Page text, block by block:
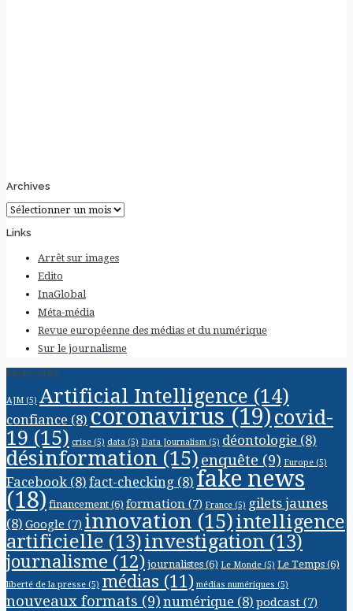
Archives
Archives
Links
Arrêt sur images
Edito
InaGlobal
Méta-média
Revue européenne des médias et du numérique
Sur le journalisme
Mots-clés
AJM (5) Artificial Intelligence (14)
confiance (8) coronavirus (19) covid-
19 (15) crise (5) data (5) Data Journalism (5) déontologie (8)
désinformation (15) enquête (9) Europe (5)
Facebook (8) fact-checking (8) fake news
(18) financement (6) formation (7) France (5) gilets jaunes
(8) Google (7) innovation (15)intelligence
artificielle (13)investigation (13)
journalisme (12) journalistes (6) Le Monde (5) Le Temps (6)
liberté de la presse (5) médias (11) médias numériques (5)
nouveaux formats (9) numérique (8) podcast (7)